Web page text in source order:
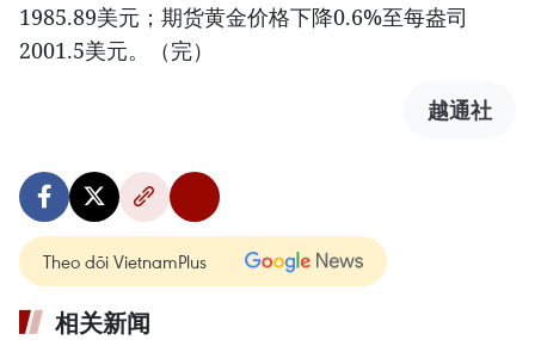
1985.89美元；期货黄金价格下降0.6%至每盎司
2001.5美元。（完）
越通社
Theo dõi VietnamPlus
相关新闻